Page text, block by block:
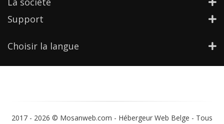
Support
Choisir la langue
2017 - 2026 © Mosanweb.com - Hébergeur Web Belge - Tous